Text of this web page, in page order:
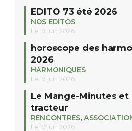
EDITO 73 été 2026
NOS EDITOS
Le 19 juin 2026
horoscope des
2026
HARMONIQUES
Le 19 juin 2026
Le Mange-Minutes et
tracteur
RENCONTRES,
Le 19 juin 2026